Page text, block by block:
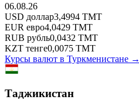
06.08.26
USD доллар3,4994 TMT
EUR евро4,0429 TMT
RUB рубль0,0432 TMT
KZT тенге0,0075 TMT
Курсы валют в Туркменистане →
Таджикистан